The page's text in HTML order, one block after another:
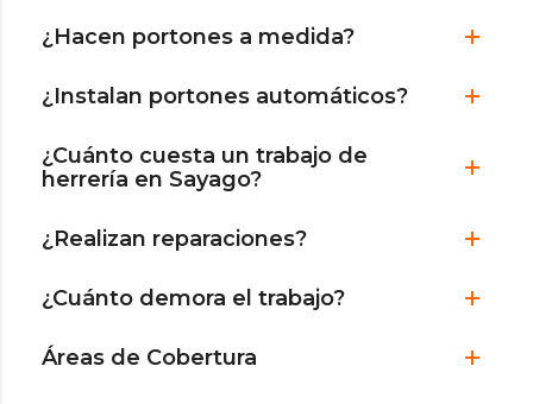
¿Hacen portones a medida?
¿Instalan portones automáticos?
¿Cuánto cuesta un trabajo de
herrería en Sayago?
¿Realizan reparaciones?
¿Cuánto demora el trabajo?
Áreas de Cobertura